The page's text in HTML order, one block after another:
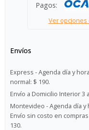
Pagos:
Ver opciones
Envíos
Express - Agenda día y
normal: $ 190.
Envío a Domicilio Interior 3
Montevideo - Agenda día
Envío sin costo en
130.